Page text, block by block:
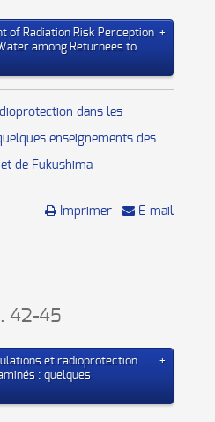
of Radiation Risk Perception
among Returnees to
dans les
enseignements des
de Fukushima
Imprimer E-mail
42-45
et radioprotection
: quelques